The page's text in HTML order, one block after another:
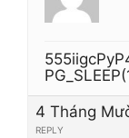
4 Tháng
REPLY